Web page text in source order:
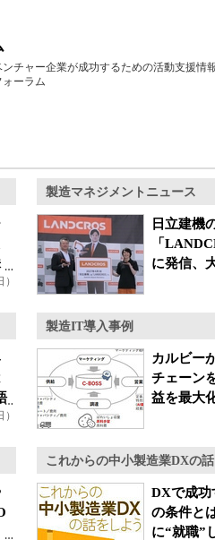
チャー企業が成功するための活動支援情
ーラム
製造マネジメントニュース
日立建機
「
に発信、
ンドアン
製造IT導入事例
カルビー
チェーン
益を最大
これからの中小製造業DXの
DXで成功
の条件と
に“就職”